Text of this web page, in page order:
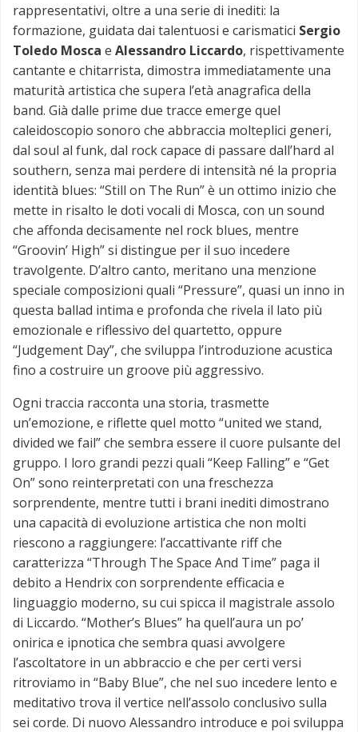
rappresentativi, oltre a una serie di inediti: la
formazione, guidata dai talentuosi e carismatici Sergio
Toledo Mosca e Alessandro Liccardo, rispettivamente
cantante e chitarrista, dimostra immediatamente una
maturità artistica che supera l’età anagrafica della
band. Già dalle prime due tracce emerge quel
caleidoscopio sonoro che abbraccia molteplici generi,
dal soul al funk, dal rock capace di passare dall’hard al
southern, senza mai perdere di intensità né la propria
identità blues: “Still on The Run” è un ottimo inizio che
mette in risalto le doti vocali di Mosca, con un sound
che affonda decisamente nel rock blues, mentre
“Groovin’ High” si distingue per il suo incedere
travolgente. D’altro canto, meritano una menzione
speciale composizioni quali “Pressure”, quasi un inno in
questa ballad intima e profonda che rivela il lato più
emozionale e riflessivo del quartetto, oppure
“Judgement Day”, che sviluppa l’introduzione acustica
fino a costruire un groove più aggressivo.
Ogni traccia racconta una storia, trasmette
un’emozione, e riflette quel motto “united we stand,
divided we fail” che sembra essere il cuore pulsante del
gruppo. I loro grandi pezzi quali “Keep Falling” e “Get
On” sono reinterpretati con una freschezza
sorprendente, mentre tutti i brani inediti dimostrano
una capacità di evoluzione artistica che non molti
riescono a raggiungere: l’accattivante riff che
caratterizza “Through The Space And Time” paga il
debito a Hendrix con sorprendente efficacia e
linguaggio moderno, su cui spicca il magistrale assolo
di Liccardo. “Mother’s Blues” ha quell’aura un po’
onirica e ipnotica che sembra quasi avvolgere
l’ascoltatore in un abbraccio e che per certi versi
ritroviamo in “Baby Blue”, che nel suo incedere lento e
meditativo trova il vertice nell’assolo conclusivo sulla
sei corde. Di nuovo Alessandro introduce e poi sviluppa